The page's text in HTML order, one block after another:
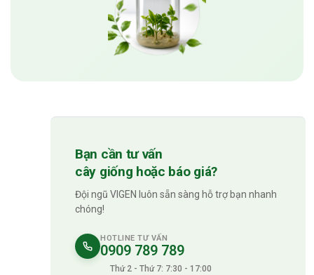
Bạn cần tư vấn
cây giống hoặc báo giá?
Đội ngũ VIGEN luôn sẵn sàng hỗ trợ bạn nhanh
chóng!
HOTLINE TƯ VẤN
0909 789 789
Thứ 2 - Thứ 7: 7:30 - 17:00